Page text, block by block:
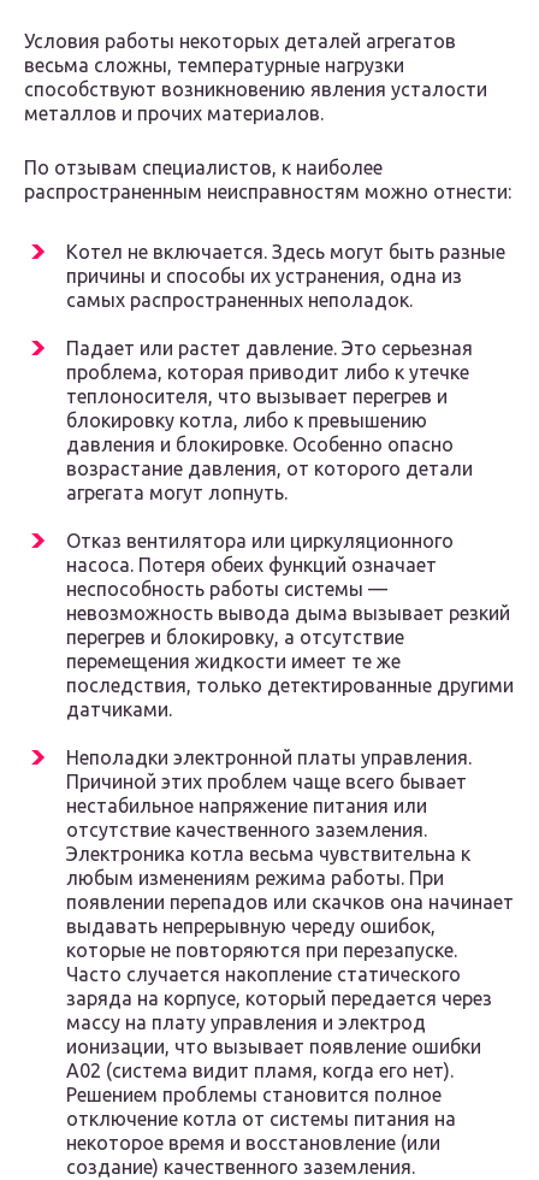
Условия работы некоторых деталей агрегатов
весьма сложны, температурные нагрузки
способствуют возникновению явления усталости
металлов и прочих материалов.
По отзывам специалистов, к наиболее
распространенным неисправностям можно отнести:
Котел не включается. Здесь могут быть разные
причины и способы их устранения, одна из
самых распространенных неполадок.
Падает или растет давление. Это серьезная
проблема, которая приводит либо к утечке
теплоносителя, что вызывает перегрев и
блокировку котла, либо к превышению
давления и блокировке. Особенно опасно
возрастание давления, от которого детали
агрегата могут лопнуть.
Отказ вентилятора или циркуляционного
насоса. Потеря обеих функций означает
неспособность работы системы —
невозможность вывода дыма вызывает резкий
перегрев и блокировку, а отсутствие
перемещения жидкости имеет те же
последствия, только детектированные другими
датчиками.
Неполадки электронной платы управления.
Причиной этих проблем чаще всего бывает
нестабильное напряжение питания или
отсутствие качественного заземления.
Электроника котла весьма чувствительна к
любым изменениям режима работы. При
появлении перепадов или скачков она начинает
выдавать непрерывную череду ошибок,
которые не повторяются при перезапуске.
Часто случается накопление статического
заряда на корпусе, который передается через
массу на плату управления и электрод
ионизации, что вызывает появление ошибки
А02 (система видит пламя, когда его нет).
Решением проблемы становится полное
отключение котла от системы питания на
некоторое время и восстановление (или
создание) качественного заземления.